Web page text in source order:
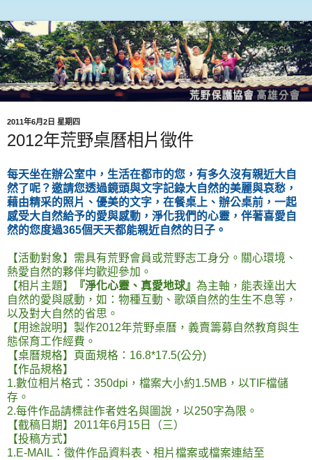
2011年6月2日 星期四
2012年荒野桌曆相片徵件
每天坐在辦公室中，生活在都市的您，有多久沒有親近大自
然了呢？邀請您透過鏡頭與文字記錄大自然的美麗與哀愁，
藉由精采的照片、優美的文字，在餐桌上、辦公桌前，一起
感受大自然給予的愛與感動，淨化我們的心靈，伴著喜愛自
然的您度過365個天天都能親近自然的日子。
【活動對象】需具有荒野會員或荒野志工身分。關心環境、
熱愛自然的夥伴均歡迎參加。
【相片主題】
『淨化心靈、真愛地球』 為主軸，能表達出大
自然的愛與感動，如：物種互動、歌頌自然的生生不息等，
以及對大自然的省思。
【用途說明】製作2012年荒野桌曆，義賣籌募自然教育與生
態保育工作經費。
【桌曆規格】頁面規格：16.8*17.5(公分)
【作品規格】
1.數位相片格式：350dpi，檔案大小約1.5MB，以TIF檔儲
存。
2.每件作品請標註作者姓名與圖說，以250字為限。
【截稿日期】2011年6月15日（三）
【投稿方式】
1.E-MAIL：徵件作品資料表、相片檔案或檔案連結至